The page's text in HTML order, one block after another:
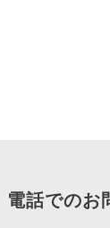
電話でのお